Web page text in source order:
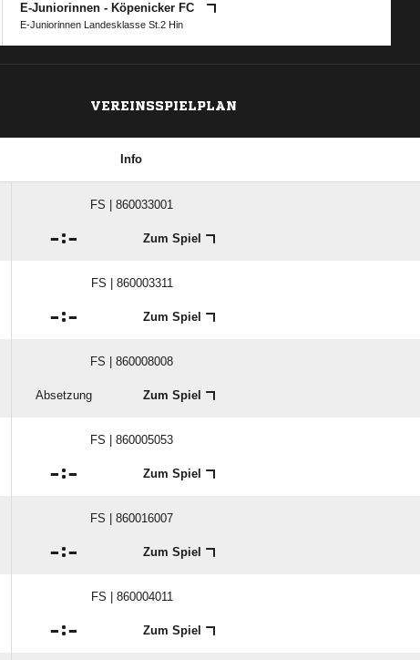
E-Juniorinnen - Köpenicker FC
E-Juniorinnen Landesklasse St.2 Hin
VEREINSSPIELPLAN
Info
FS | 860033001
: Zum Spiel
FS | 860003311
: Zum Spiel
FS | 860008008
Absetzung Zum Spiel
FS | 860005053
: Zum Spiel
FS | 860016007
: Zum Spiel
FS | 860004011
: Zum Spiel